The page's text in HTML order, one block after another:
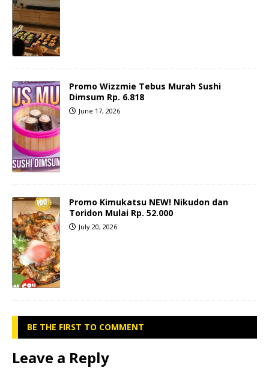
Promo Wizzmie Tebus Murah Sushi
Dimsum Rp. 6.818
June 17, 2026
Promo Kimukatsu NEW! Nikudon dan
Toridon Mulai Rp. 52.000
July 20, 2026
BE THE FIRST TO COMMENT
Leave a Reply